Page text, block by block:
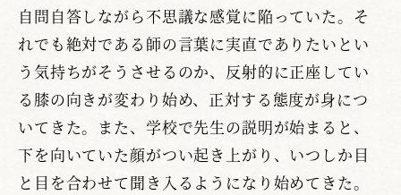
自問自答しながら不思議な感覚に陥っていた。そ
れでも絶対である師の言葉に実直でありたいとい
う気持ちがそうさせるのか、反射的に正座してい
る膝の向きが変わり始め、正対する態度が身につ
いてきた。また、学校で先生の説明が始まると、
下を向いていた顔がつい起き上がり、いつしか目
と目を合わせて聞き入るようになり始めてきた。